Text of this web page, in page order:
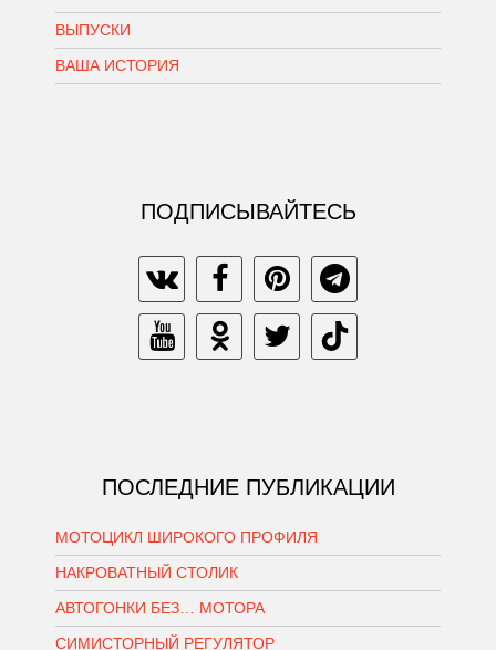
ВЫПУСКИ
ВАША ИСТОРИЯ
ПОДПИСЫВАЙТЕСЬ
ПОСЛЕДНИЕ ПУБЛИКАЦИИ
МОТОЦИКЛ ШИРОКОГО ПРОФИЛЯ
НАКРОВАТНЫЙ СТОЛИК
АВТОГОНКИ БЕЗ… МОТОРА
СИМИСТОРНЫЙ РЕГУЛЯТОР